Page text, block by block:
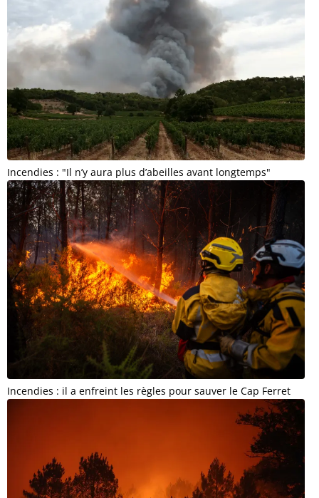
Incendies : "Il n’y aura plus d’abeilles avant longtemps"
Incendies : il a enfreint les règles pour sauver le Cap Ferret